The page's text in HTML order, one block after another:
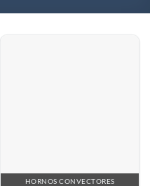
HORNOS CONVECTORES